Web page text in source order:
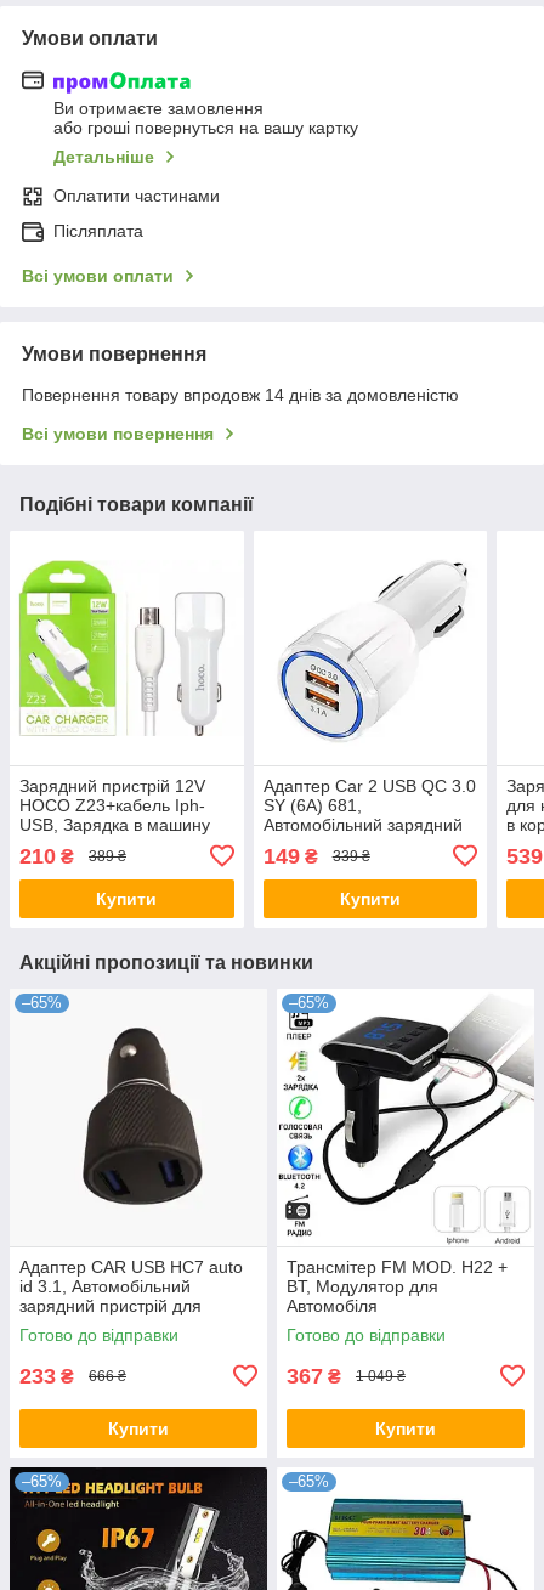
Умови оплати
Ви отримаєте замовлення
або гроші повернуться на вашу картку
Детальніше
Оплатити частинами
Післяплата
Всі умови оплати
Умови повернення
Повернення товару впродовж 14 днів за домовленістю
Всі умови повернення
Подібні товари компанії
Зарядний пристрій 12V
HOCO Z23+кабель Iph-
USB, Зарядка в машину
210 ₴ 389 ₴
Купити
Адаптер Car 2 USB QC 3.0
SY (6A) 681,
Автомобільний зарядний
149₴ 339 ₴
Купити
для
в
539
Акційні пропозиції та новинки
–65%
Адаптер CAR USB HC7 auto
id 3.1, Автомобільний
зарядний пристрій для
телефону, навігатора,
камери
Готово до відправки
233 ₴ 666 ₴
Купити
–65%
Трансмітер FM MOD. H22 +
BT, Модулятор для
Автомобіля
Готово до відправки
367 ₴ 1 049 ₴
Купити
–65% –65%